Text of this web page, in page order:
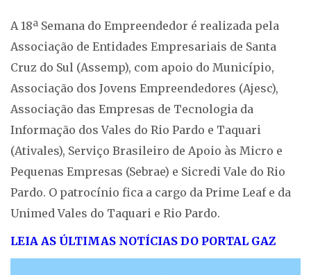
A 18ª Semana do Empreendedor é realizada pela
Associação de Entidades Empresariais de Santa
Cruz do Sul (Assemp), com apoio do Município,
Associação dos Jovens Empreendedores (Ajesc),
Associação das Empresas de Tecnologia da
Informação dos Vales do Rio Pardo e Taquari
(Ativales), Serviço Brasileiro de Apoio às Micro e
Pequenas Empresas (Sebrae) e Sicredi Vale do Rio
Pardo. O patrocínio fica a cargo da Prime Leaf e da
Unimed Vales do Taquari e Rio Pardo.
LEIA AS ÚLTIMAS NOTÍCIAS DO PORTAL GAZ